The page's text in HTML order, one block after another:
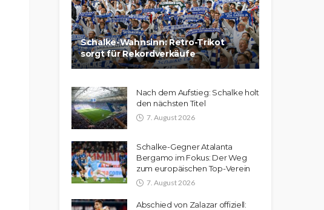
Schalke-Wahnsinn: Retro-Trikot
sorgt für Rekordverkäufe
Nach dem Aufstieg: Schalke holt
den nächsten Titel
7. August 2026
Schalke-Gegner Atalanta
Bergamo im Fokus: Der Weg
zum europäischen Top-Verein
7. August 2026
Abschied von Zalazar offiziell: